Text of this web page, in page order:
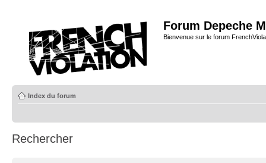
Forum Depeche
Bienvenue sur le forum
Index du forum
Rechercher